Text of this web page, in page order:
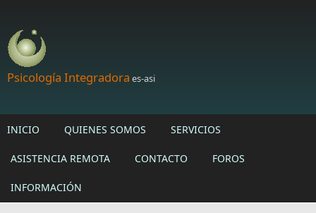
Psicología Integradora es-asi
INICIO QUIENES SOMOS SERVICIOS
ASISTENCIA REMOTA CONTACTO FOROS
INFORMACIÓN